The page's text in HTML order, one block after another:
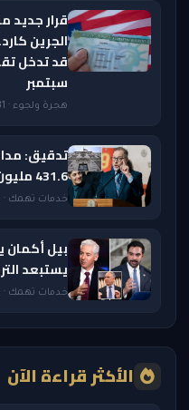
قرار جديد
الجرين
سبتمبر
هجرة ولجوء · 31 يوليو 2026 — 8:19 AM
تدقيق:
431.6 مليون دولار من «ميديكيد
خدمات تهمك · 23 يوليو 2026 — 9:06 PM
بيل أكمان
يستبعد
خدمات تهمك · 23 يوليو 2026 — 5:35 PM
الأكثر قراءة الآن